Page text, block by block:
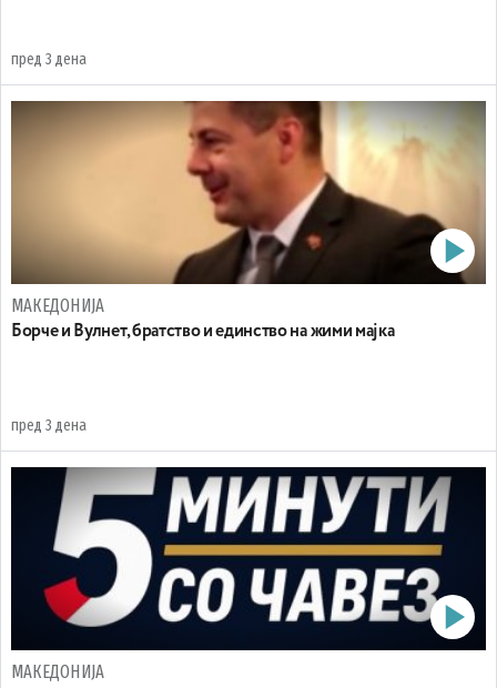
пред 3 дена
МАКЕДОНИЈА
Борче и Вулнет, братство и единство на жими мајка
пред 3 дена
МАКЕДОНИЈА